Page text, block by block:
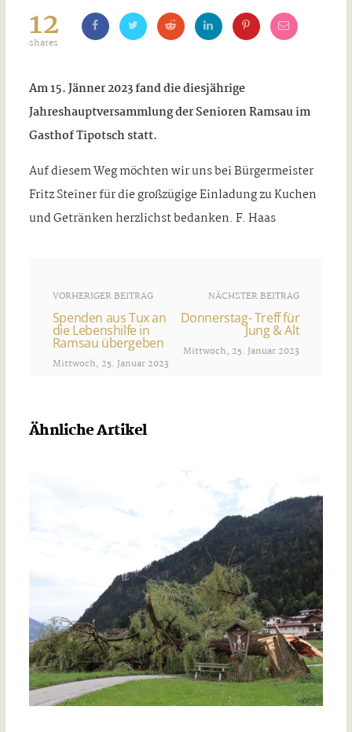
12
shares
Am 15. Jänner 2023 fand die diesjährige
Jahreshauptversammlung der Senioren Ramsau im
Gasthof Tipotsch statt.
Auf diesem Weg möchten wir uns bei Bürgermeister
Fritz Steiner für die großzügige Einladung zu Kuchen
und Getränken herzlichst bedanken. F. Haas
VORHERIGER BEITRAG
Spenden aus Tux an
die Lebenshilfe in
Ramsau übergeben
Mittwoch, 25. Januar 2023
NÄCHSTER BEITRAG
Donnerstag- Treff für
Jung & Alt
Mittwoch, 25. Januar 2023
Ähnliche Artikel